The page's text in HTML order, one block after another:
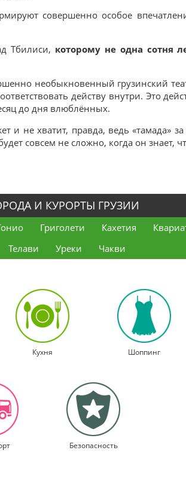
совершенно особое
Тбилиси, которому не одна сотня
необыкновенный грузинский
действу внутри. Это
до дня влюблённых.
и не хватит, правда, ведь «тамада»
совсем не сложно, когда он знает,
И КУРОРТЫ ГРУЗИИ
Григолети Кахетия
Телави Уреки Чакви
Кухня Шоппинг
Безопасность